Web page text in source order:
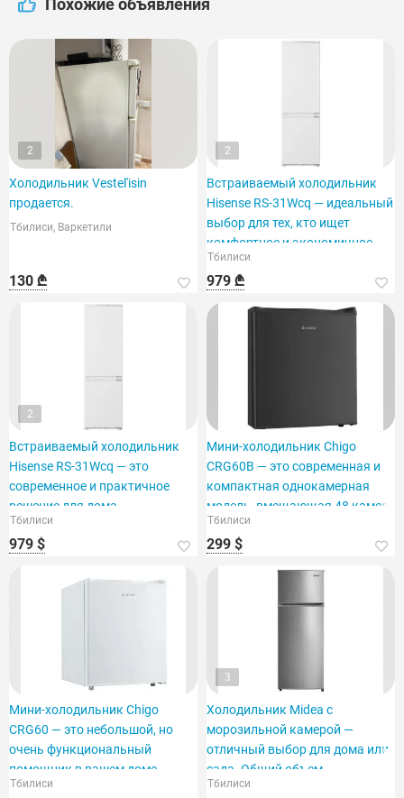
Похожие объявления
2
Холодильник Vestel'isin
продается.
Тбилиси, Варкетили
130 ₾
2
Встраиваемый холодильник
Hisense RS-31Wcq — идеальный
выбор для тех, кто ищет
комфортное и экономичное
решение.
Тбилиси
979 ₾
2
Встраиваемый холодильник
Hisense RS-31Wcq — это
современное и практичное
решение для дома.
Тбилиси
979 $
Мини-холодильник Chigo
CRG60B — это современная и
компактная однокамерная
модель, вмещающая 48 камер.
Тбилиси
299 $
Мини-холодильник Chigo
CRG60 — это небольшой, но
очень функциональный
помощник в вашем доме.
Тбилиси
3
Холодильник Midea с
морозильной камерой —
отличный выбор для дома или
сада. Общий объем —
Тбилиси